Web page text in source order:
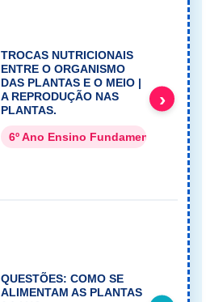
TROCAS NUTRICIONAIS
ENTRE O ORGANISMO
DAS PLANTAS E O MEIO |
A REPRODUÇÃO NAS
PLANTAS.
6º Ano Ensino Fundamental
›
QUESTÕES: COMO SE
ALIMENTAM AS PLANTAS